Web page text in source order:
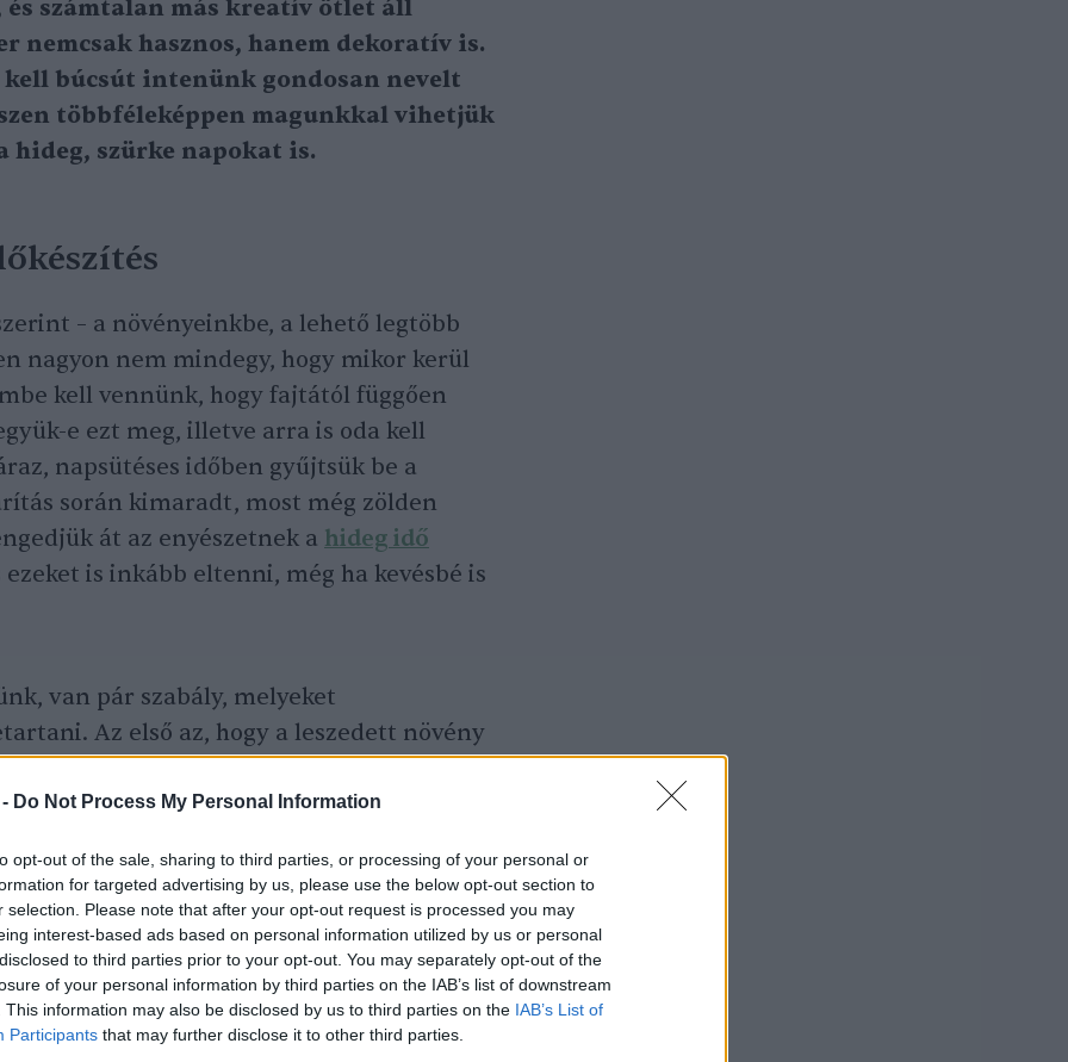
Do Not Process My Personal Information
opt-out of the sale, sharing to third parties, or processing of your personal or
for targeted advertising by us, please use the below opt-out section to
selection. Please note that after your opt-out request is processed you may
interest-based ads based on personal information utilized by us or personal
to third parties prior to your opt-out. You may separately opt-out of the
of your personal information by third parties on the IAB’s list of downstream
This information may also be disclosed by us to third parties on the IAB’s List of
Participants that may further disclose it to other third parties.
számtalan más kreatív ötlet áll
nemcsak hasznos, hanem dekoratív is.
kell búcsút intenünk gondosan nevelt
többféleképpen magunkkal vihetjük
hideg, szürke napokat is.
– a növényeinkbe, a lehető legtöbb
nagyon nem mindegy, hogy mikor kerül
kell vennünk, hogy fajtától függően
e ezt meg, illetve arra is oda kell
napsütéses időben gyűjtsük be a
során kimaradt, most még zölden
át az enyészetnek a hideg idő
is inkább eltenni, még ha kevésbé is
van pár szabály, melyeket
Az első az, hogy a leszedett növény
sárga, vagy
el, illetve arról is győződjünk meg, hogy
az erkélyen!